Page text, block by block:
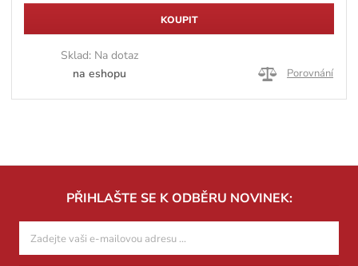
KOUPIT
Sklad: Na dotaz
na eshopu
Porovnání
PŘIHLAŠTE SE K ODBĚRU NOVINEK: